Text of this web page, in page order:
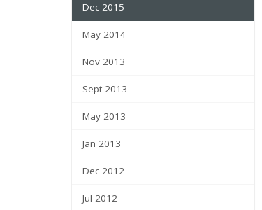
Dec 2015
May 2014
Nov 2013
Sept 2013
May 2013
Jan 2013
Dec 2012
Jul 2012